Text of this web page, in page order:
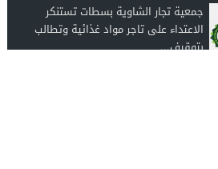
جمعية تجار الشاوية بسطات تستنكر
الاعتداء على تاجر مواد غذائية وتطالب
بتوقيف...